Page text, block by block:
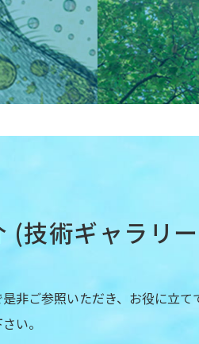
(技術ギャラリ
非ご参照いただき、お役に立て
い。